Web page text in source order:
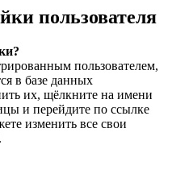
пользователя
пользователем,
в базе данных
их, щёлкните на имени
и перейдите по ссылке
изменить все свои